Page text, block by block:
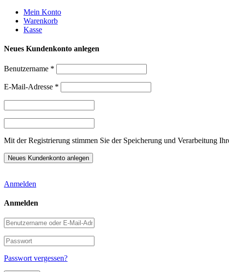
Weiter
zum
Inhalt
Mein Konto
Warenkorb
Kasse
Neues Kundenkonto anlegen
Benutzername *
E-Mail-Adresse *
Mit der Registrierung stimmen Sie der Speicherung und Verarbeitung
Anmelden
Anmelden
Benutzername
oder
E-
Mail-
Adresse
Passwort
Passwort vergessen?